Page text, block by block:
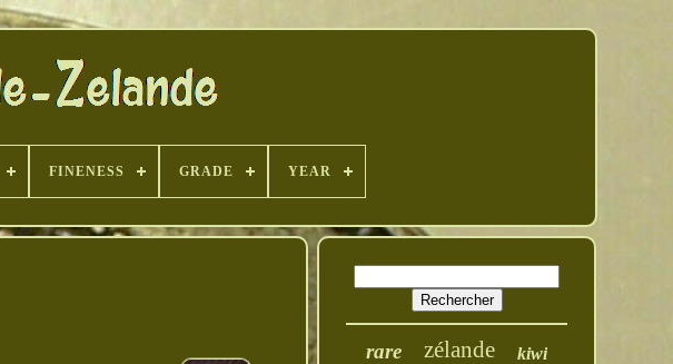
FINENESS GRADE YEAR
rare zélande kiwi